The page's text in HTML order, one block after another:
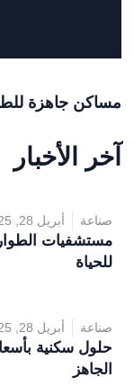
مساكن جاهزة
آخر الأخبار
صناعة أبريل 28, 2025
مستشفيات
للحياة
صناعة أبريل 28, 2025
حلول سكنية
الجاهز